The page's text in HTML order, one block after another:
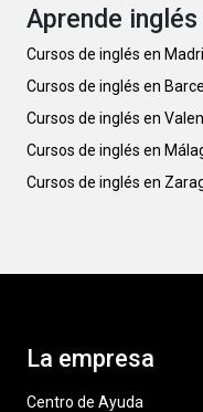
Aprende
Cursos de inglés en
Cursos de inglés en
Cursos de inglés en
Cursos de inglés en
Cursos de inglés en
La empresa
Centro de Ayuda